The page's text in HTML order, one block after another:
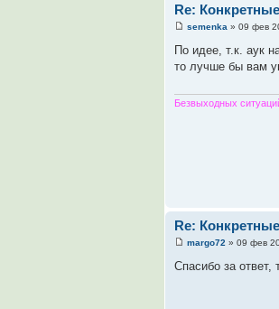
Re:
semenka » 09 фев
По идее, т.к. аук
то лучше бы вам
Безвыходных
Re:
margo72 » 09 фев
Спасибо за ответ,